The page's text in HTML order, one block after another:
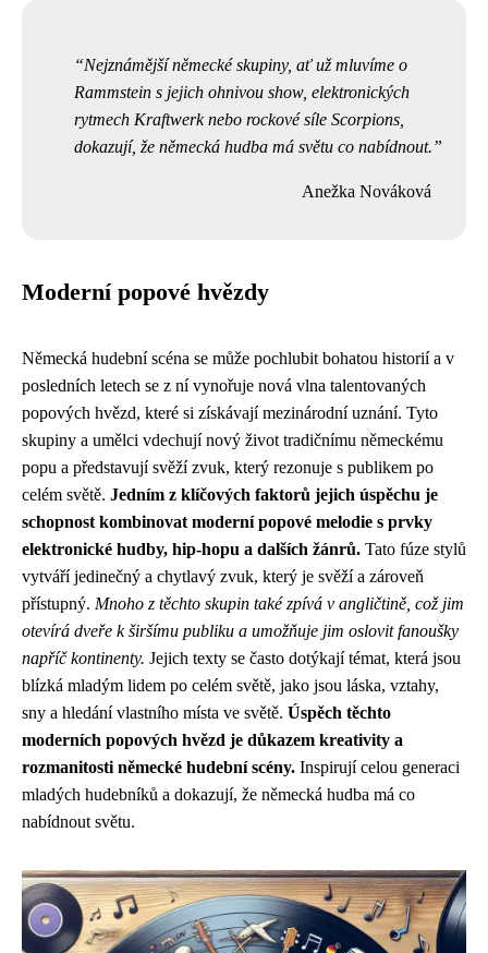
Nejznámější německé skupiny, ať už mluvíme o
Rammstein s jejich ohnivou show, elektronických
rytmech Kraftwerk nebo rockové síle Scorpions,
dokazují, že německá hudba má světu co nabídnout.
Anežka Nováková
Moderní popové hvězdy
Německá hudební scéna se může pochlubit bohatou historií a v
posledních letech se z ní vynořuje nová vlna talentovaných
popových hvězd, které si získávají mezinárodní uznání. Tyto
skupiny a umělci vdechují nový život tradičnímu německému
popu a představují svěží zvuk, který rezonuje s publikem po
celém světě. Jedním z klíčových faktorů jejich úspěchu je
schopnost kombinovat moderní popové melodie s prvky
elektronické hudby, hip-hopu a dalších žánrů. Tato fúze stylů
vytváří jedinečný a chytlavý zvuk, který je svěží a zároveň
přístupný. Mnoho z těchto skupin také zpívá v angličtině, což jim
otevírá dveře k širšímu publiku a umožňuje jim oslovit fanoušky
napříč kontinenty. Jejich texty se často dotýkají témat, která jsou
blízká mladým lidem po celém světě, jako jsou láska, vztahy,
sny a hledání vlastního místa ve světě. Úspěch těchto
moderních popových hvězd je důkazem kreativity a
rozmanitosti německé hudební scény. Inspirují celou generaci
mladých hudebníků a dokazují, že německá hudba má co
nabídnout světu.